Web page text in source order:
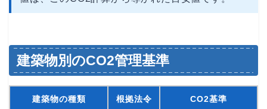
建築物別のCO2管理基準
建築物の種類 根拠法令 CO2基準